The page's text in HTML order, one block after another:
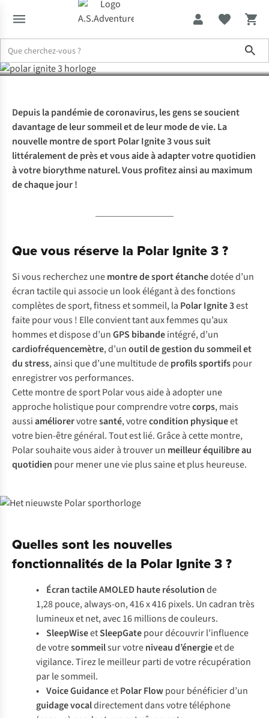
Expertise & Conseils Polar Ignite 3 : la montre de sport qui
votre sommeil
Depuis la pandémie de coronavirus, les gens se soucient
davantage de leur sommeil et de leur mode de vie. La
nouvelle montre de sport Polar Ignite 3 vous suit
littéralement de près et vous aide à adapter votre quotidien
à votre biorythme naturel. Vous profitez ainsi au maximum
de chaque jour !
Que vous réserve la Polar Ignite 3 ?
Si vous recherchez unemontre de sport étanchedotée d’un
écran tactile qui associe un look élégant à des fonctions
complètes de sport, fitness et sommeil, la Polar Ignite 3est
faite pour vous ! Elle convient tant aux femmes qu’aux
hommes et dispose d’unGPS bibandeintégré, d’un
cardiofréquencemètre, d’unoutil de gestion du sommeil et
du stress, ainsi que d’une multitude deprofils sportifspour
enregistrer vos performances.
Cette montre de sport Polar vous aide à adopter une
approche holistique pour comprendre votrecorps, mais
aussiaméliorervotresanté, votrecondition physiqueet
votre bien-être général. Tout est lié. Grâce à cette montre,
Polar souhaite vous aider à trouver un meilleur équilibre au
quotidien pour mener une vie plus saine et plus heureuse.
Quelles sont les nouvelles
fonctionnalités de la Polar Ignite 3 ?
• Écran tactile AMOLED haute résolutionde
1,28 pouce, always-on, 416 x 416 pixels. Un cadran très
lumineux et net, avec 16 millions de couleurs.
• SleepWiseetSleepGatepour découvrir l’influence
de votresommeilsur votreniveau d’énergieet de
vigilance. Tirez le meilleur parti de votre récupération
par le sommeil.
• Voice GuidanceetPolar Flowpour bénéficier d’un
guidage vocaldirectement dans votre téléphone